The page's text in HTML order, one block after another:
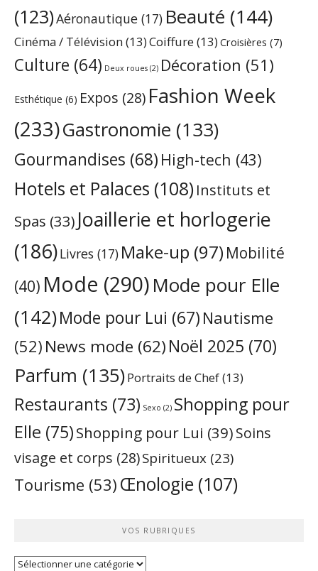
(123)Aéronautique (17) Beauté (144)
Cinéma / Télévision(13)Coiffure(13) Croisières (7)
Culture (64) Deux roues (2) Décoration (51)
Esthétique (6) Expos (28) Fashion Week
(233)Gastronomie (133)
Gourmandises (68) High-tech (43)
Hotels et Palaces (108) Instituts et
Spas (33) Joaillerie et horlogerie
(186)Livres (17) Make-up (97) Mobilité
(40) Mode (290)Mode pour Elle
(142)Mode pour Lui (67) Nautisme
(52) News mode (62)Noël 2025 (70)
Parfum (135)Portraits de Chef(13)
Restaurants (73) Sexo (2) Shopping pour
Elle (75)Shopping pour Lui (39)Soins
visage et corps (28)Spiritueux (23)
Tourisme (53) Œnologie (107)
VOS RUBRIQUES
Vos